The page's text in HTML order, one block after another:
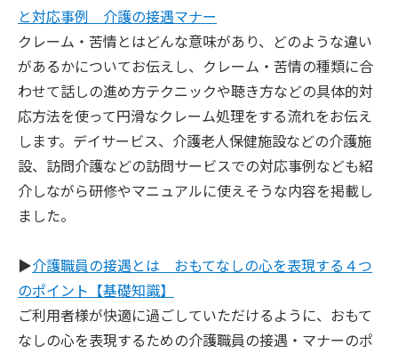
と対応事例 介護の接遇マナー
クレーム・苦情とはどんな意味があり、どのような違い
があるかについてお伝えし、クレーム・苦情の種類に合
わせて話しの進め方テクニックや聴き方などの具体的対
応方法を使って円滑なクレーム処理をする流れをお伝え
します。デイサービス、介護老人保健施設などの介護施
設、訪問介護などの訪問サービスでの対応事例なども紹
介しながら研修やマニュアルに使えそうな内容を掲載し
ました。
▶︎介護職員の接遇とは おもてなしの心を表現する４つ
のポイント【基礎知識】
ご利用者様が快適に過ごしていただけるように、おもて
なしの心を表現するための介護職員の接遇・マナーのポ